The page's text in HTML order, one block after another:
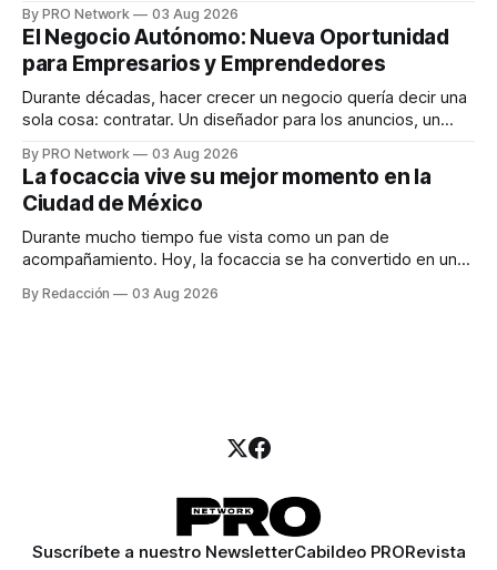
INTERIUS, el problema suele estar en otro lugar. Durante
una entrevista para el podcast SER PRO, el especialista en
marketing digital explicó que
By PRO Network 03 Aug 2026
El Negocio Autónomo: Nueva Oportunidad
para Empresarios y Emprendedores
Durante décadas, hacer crecer un negocio quería decir una
sola cosa: contratar. Un diseñador para los anuncios, un
para los textos, alguien que supiera de publicidad digital
para encontrar prospectos, un vendedor para atender
llamadas y mensajes, y —con suerte— una persona
By PRO Network 03 Aug 2026
La focaccia vive su mejor momento en la
Ciudad de México
Durante mucho tiempo fue vista como un pan de
acompañamiento. Hoy, la focaccia se ha convertido en uno
artesanal, ingredientes de calidad y experiencias que
By Redacción 03 Aug 2026
Suscríbete a nuestro NewsletterCabildeo PRORevista